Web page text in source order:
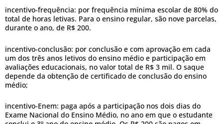
incentivo-frequência: por frequência mínima escolar de 80% do
total de horas letivas. Para o ensino regular, são nove parcelas,
durante o ano, de R$ 200.
incentivo-conclusão: por conclusão e com aprovação em cada
um dos três anos letivos do ensino médio e participação em
avaliações educacionais, no valor total de R$ 3 mil. O saque
depende da obtenção de certificado de conclusão do ensino
médio;
incentivo-Enem: paga após a participação nos dois dias do
Exame Nacional do Ensino Médio, no ano em que o estudante